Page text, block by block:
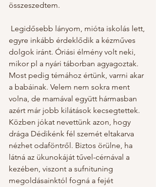
összeszedtem.
egyre inkább érdeklődik a kézműves
dolgok iránt. Óriási élmény volt neki,
mikor pl a nyári táborban agyagoztak.
Most pedig témához értünk, varrni akar
a babáinak. Velem nem sokra ment
volna, de mamával együtt hármasban
azért már jobb kilátások kecsegtettek.
Közben jókat nevettünk azon, hogy
drága Dédikénk fél szemét eltakarva
nézhet odaföntről. Biztos örülne, ha
látná az ükunokáját tűvel-cérnával a
kezében, viszont a sufnituning
megoldásainktól fogná a fejét